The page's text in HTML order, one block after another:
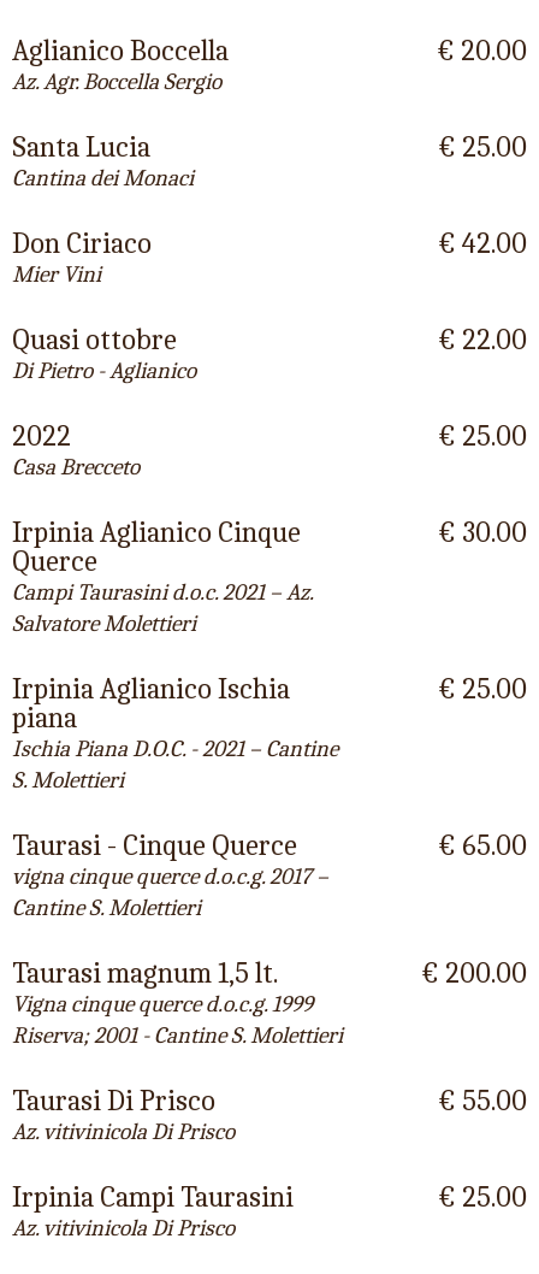
Aglianico Boccella
Az. Agr. Boccella Sergio
€ 20.00
Santa Lucia
Cantina dei Monaci
€ 25.00
Don Ciriaco
Mier Vini
€ 42.00
Quasi ottobre
Di Pietro - Aglianico
€ 22.00
2022
Casa Brecceto
€ 25.00
Irpinia Aglianico Cinque
Querce
Campi Taurasini d.o.c. 2021 – Az.
Salvatore Molettieri
€ 30.00
Irpinia Aglianico Ischia
piana
Ischia Piana D.O.C. - 2021 – Cantine
S. Molettieri
€ 25.00
Taurasi - Cinque Querce
vigna cinque querce d.o.c.g. 2017 –
Cantine S. Molettieri
€ 65.00
Taurasi magnum 1,5 lt.
Vigna cinque querce d.o.c.g. 1999
Riserva; 2001 - Cantine S. Molettieri
€ 200.00
Taurasi Di Prisco
Az. vitivinicola Di Prisco
€ 55.00
Irpinia Campi Taurasini
Az. vitivinicola Di Prisco
€ 25.00